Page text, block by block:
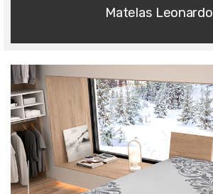
Matelas Leonardo